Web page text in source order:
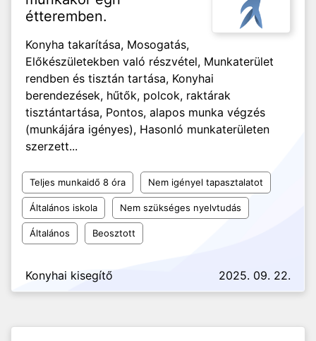
étteremben.
Konyha takarítása, Mosogatás,
Előkészületekben való részvétel, Munkaterület
rendben és tisztán tartása, Konyhai
berendezések, hűtők, polcok, raktárak
tisztántartása, Pontos, alapos munka végzés
(munkájára igényes), Hasonló munkaterületen
szerzett...
Teljes munkaidő 8 óra Nem igényel tapasztalatot
Általános iskola Nem szükséges nyelvtudás
Általános Beosztott
Konyhai kisegítő 2025. 09. 22.